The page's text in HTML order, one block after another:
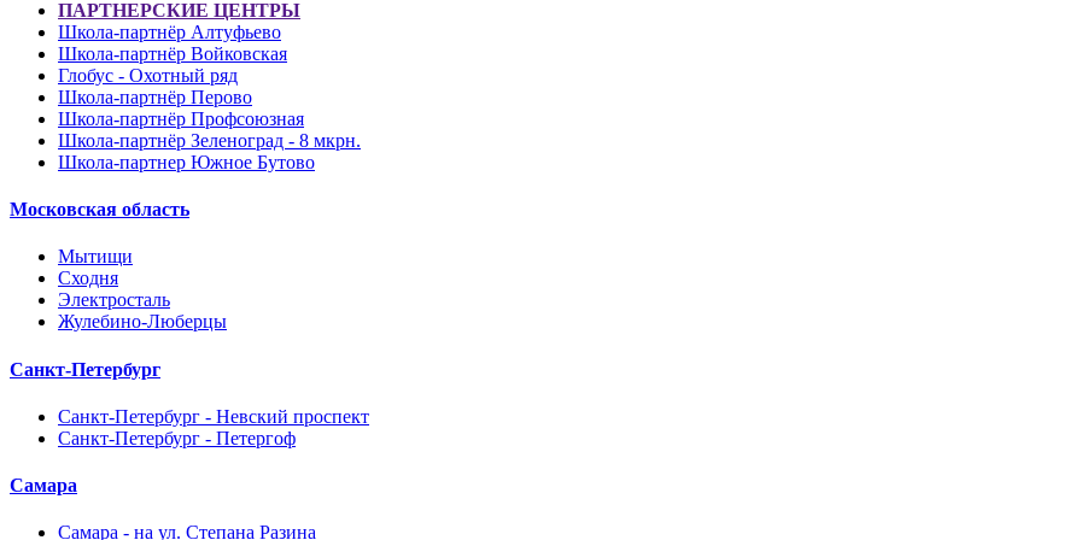
ПАРТНЕРСКИЕ ЦЕНТРЫ
Школа-партнёр Алтуфьево
Школа-партнёр Войковская
Глобус - Охотный ряд
Школа-партнёр Перово
Школа-партнёр Профсоюзная
Школа-партнёр Зеленоград - 8 мкрн.
Школа-партнер Южное Бутово
Московская область
Мытищи
Сходня
Электросталь
Жулебино-Люберцы
Санкт-Петербург
Санкт-Петербург - Невский проспект
Санкт-Петербург - Петергоф
Самара
Самара - на ул. Степана Разина